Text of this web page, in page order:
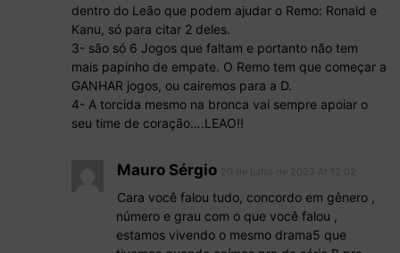
dentro do Leão que podem ajudar o Remo: Ronald e
Kanu, só para citar 2 deles.
3- são só 6 Jogos que faltam e portanto não tem
mais papinho de empate. O Remo tem que começar a
GANHAR jogos, ou cairemos para a D.
4- A torcida mesmo na bronca vai sempre apoiar o
seu time de coração….LEAO!!
Mauro Sérgio
Cara você falou tudo, concordo em gênero ,
número e grau com o que você falou ,
estamos vivendo o mesmo drama5 que